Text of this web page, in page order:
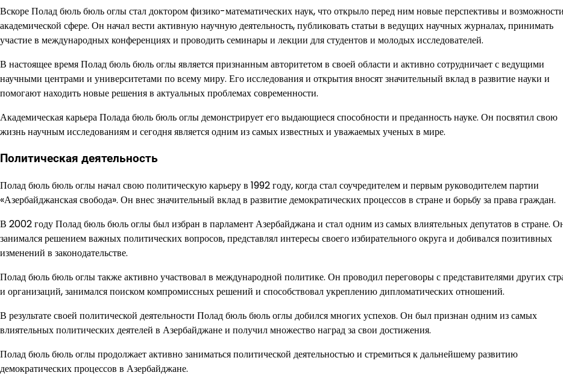
Вскоре Полад бюль бюль оглы стал доктором физико-математических наук, что открыло перед ним новые перспективы и
академической сфере. Он начал вести активную научную деятельность, публиковать статьи в ведущих научных журналах, принимать
участие в международных конференциях и проводить семинары и лекции для студентов и молодых исследователей.
В настоящее время Полад бюль бюль оглы является признанным авторитетом в своей области и активно сотрудничает с ведущими
научными центрами и университетами по всему миру. Его исследования и открытия вносят значительный вклад в развитие науки и
помогают находить новые решения в актуальных проблемах современности.
Академическая карьера Полада бюль бюль оглы демонстрирует его выдающиеся способности и преданность науке. Он посвятил свою
жизнь научным исследованиям и сегодня является одним из самых известных и уважаемых ученых в мире.
Политическая деятельность
Полад бюль бюль оглы начал свою политическую карьеру в 1992 году, когда стал соучредителем и первым руководителем партии
«Азербайджанская свобода». Он внес значительный вклад в развитие демократических процессов в стране и борьбу за права граждан.
В 2002 году Полад бюль бюль оглы был избран в парламент Азербайджана и стал одним из самых влиятельных депутатов в стране.
занимался решением важных политических вопросов, представлял интересы своего избирательного округа и добивался позитивных
изменений в законодательстве.
Полад бюль бюль оглы также активно участвовал в международной политике. Он проводил переговоры с представителями других
и организаций, занимался поиском компромиссных решений и способствовал укреплению дипломатических отношений.
В результате своей политической деятельности Полад бюль бюль оглы добился многих успехов. Он был признан одним из самых
влиятельных политических деятелей в Азербайджане и получил множество наград за свои достижения.
Полад бюль бюль оглы продолжает активно заниматься политической деятельностью и стремиться к дальнейшему развитию
демократических процессов в Азербайджане.